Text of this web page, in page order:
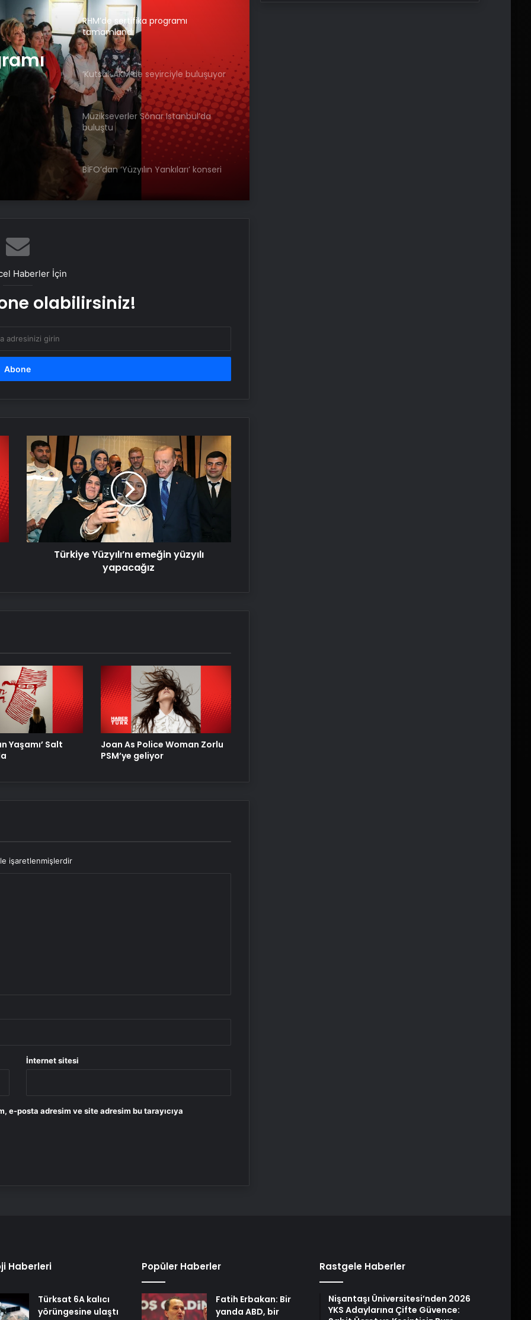
‘Kutsal’ AKM’de seyirciyle buluşuyor
Müzikseverler Sónar Istanbul’da
buluştu
BİFO’dan ‘Yüzyılın Yankıları’ konseri
Müzeler Konuşuyor: Konuğumuz
Hollanda
Mayıs’ta CRR’de
RHM’de sertifika programı
tamamlandı
‘Kutsal’ AKM’de seyirciyle buluşuyor
Müzikseverler Sónar Istanbul’da
Haberler İçin
olabilirsiniz!
Türkiye
Yüzyılı’nı
emeğin
yüzyılı
yapacağız
Türkiye Yüzyılı’nı emeğin yüzyılı
yapacağız
Yaşamı’ Salt
Joan As Police Woman Zorlu
PSM’ye geliyor
işaretlenmişlerdir
İnternet sitesi
e-posta adresim ve site adresim bu tarayıcıya
Haberleri
Türksat 6A kalıcı
yörüngesine ulaştı
Popüler Haberler
Fatih Erbakan: Bir
yanda ABD, bir
Rastgele Haberler
Nişantaşı Üniversitesi’nden 2026
YKS Adaylarına Çifte Güvence: